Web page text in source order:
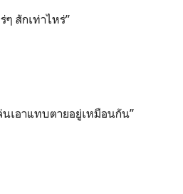
ๆ สักเท่าไหร่”
เอาแทบตายอยู่เหมือนกัน”